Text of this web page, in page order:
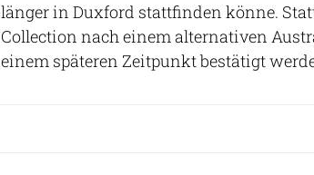
länger in Duxford stattfinden könne.
Collection nach einem alternativen
einem späteren Zeitpunkt bestätigt